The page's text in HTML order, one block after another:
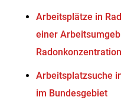
Arbeitsplätze in
einer
Arbeitsplatzsuche
im Bundesgebiet